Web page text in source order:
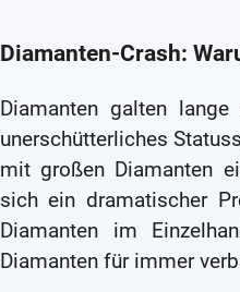
Diamanten-Crash:
Diamanten galten
unerschütterliches
mit großen Diamanten
sich ein dramatischer
Diamanten im
Diamanten für immer